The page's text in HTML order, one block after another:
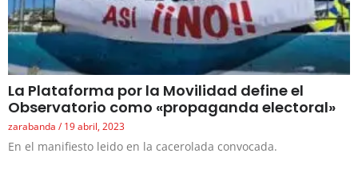
La Plataforma por la Movilidad define el
Observatorio como «propaganda electoral»
zarabanda 19 abril, 2023
En el manifiesto leido en la cacerolada convocada.